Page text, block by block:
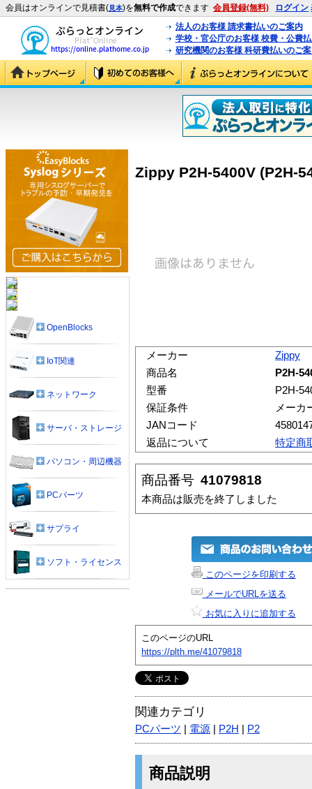
会員はオンラインで見積書(見本)を無料で作成できます 会員登録(無料) ログイン
法人のお客様 請求書払いのご案内
学校・官公庁のお客様 校費・公費
研究機関のお客様 科研費払いのご
Zippy P2H-5400V (P2H-
メーカー
Zippy
商品名
P2H-
型番
P2H-
保証条件
メーカ
JANコード
返品について
特定商
商品番号 41079818
本商品は販売を終了しました
このページを印刷する
メールでURLを送る
お気に入りに追加する
このページのURL
https://plth.me/41079818
関連カテゴリ
PCパーツ 電源 P2H P2
商品説明
OpenBlocks
IoT関連
ネットワーク
サーバ・ストレージ
パソコン・周辺機器
PCパーツ
サプライ
ソフト・ライセンス